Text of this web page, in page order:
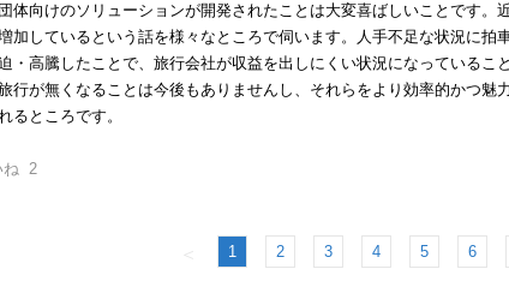
体向けのソリューションが開発されたことは大変喜ばしいことです。
加しているという話を様々なところで伺います。人手不足な状況に
・高騰したことで、旅行会社が収益を出しにくい状況になっている
行が無くなることは今後もありませんし、それらをより効率的かつ魅
るところです。
2
＜ 1 2 3 4 5 6